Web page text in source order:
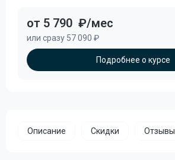
от 5 790 ₽/мес
или сразу 57 090 ₽
Подробнее о курсе
Описание Скидки Отзывы